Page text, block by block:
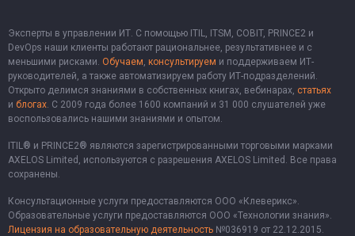
Эксперты в управлении ИТ. С помощью ITIL, ITSM, COBIT, PRINCE2 и
DevOps наши клиенты работают рациональнее, результативнее и с
меньшими рисками. Обучаем консультируем и поддерживаем ИТ-
руководителей, а также автоматизируем работу ИТ-подразделений.
Открыто делимся знаниями в собственных книгах, вебинарах, статьях
и блогах . С 2009 года более 1600 компаний и 31 000 слушателей уже
воспользовались нашими знаниями и опытом.
ITIL® и PRINCE2® являются зарегистрированными торговыми марками
AXELOS Limited, используются с разрешения AXELOS Limited. Все права
сохранены.
Консультационные услуги предоставляются ООО «Клеверикс».
Образовательные услуги предоставляются ООО «Технологии знания».
Лицензия на образовательную деятельность №036919 от 22.12.2015.